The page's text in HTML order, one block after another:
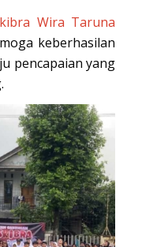
Wira Taruna
keberhasilan
pencapaian yang